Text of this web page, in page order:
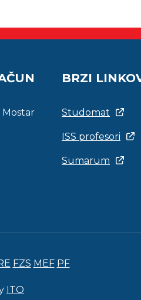
Mostar
BRZI
Studomat
ISS profesori
Sumarum
FZS MEF PF
ITO